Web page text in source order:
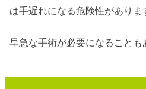
は手遅れになる危険性がありま
早急な手術が必要になることも